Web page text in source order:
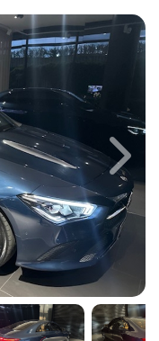
Next